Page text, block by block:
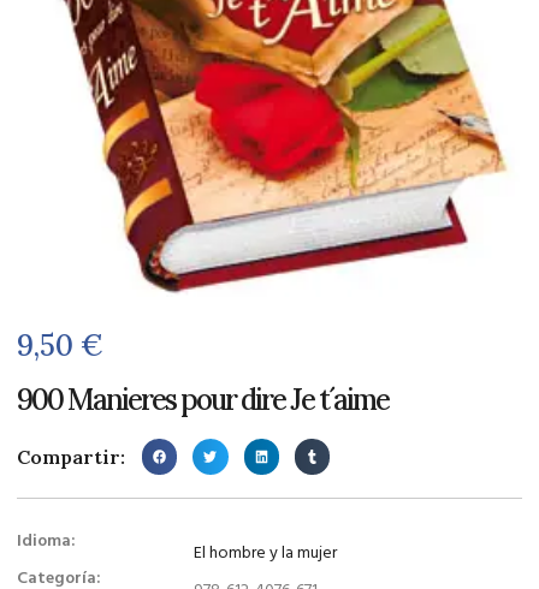
9,50 €
900 Manieres pour dire Je t´aime
Compartir:
Idioma:
Categoría:
El hombre y la mujer